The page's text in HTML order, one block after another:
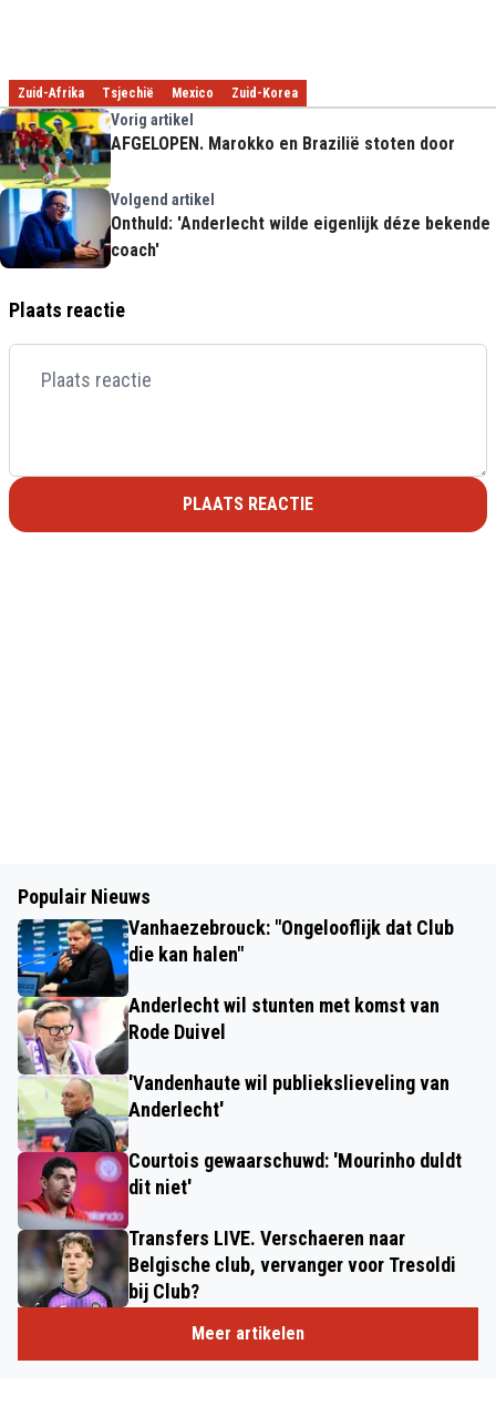
Zuid-Afrika Tsjechië Mexico Zuid-Korea
Vorig artikel
AFGELOPEN. Marokko en Brazilië stoten door
Volgend artikel
Onthuld: 'Anderlecht wilde eigenlijk déze bekende
coach'
Plaats reactie
PLAATS REACTIE
Populair Nieuws
Vanhaezebrouck: "Ongelooflijk dat Club
die kan halen"
Anderlecht wil stunten met komst van
Rode Duivel
'Vandenhaute wil publiekslieveling van
Anderlecht'
Courtois gewaarschuwd: 'Mourinho duldt
dit niet'
Transfers LIVE. Verschaeren naar
Belgische club, vervanger voor Tresoldi
bij Club?
Meer artikelen